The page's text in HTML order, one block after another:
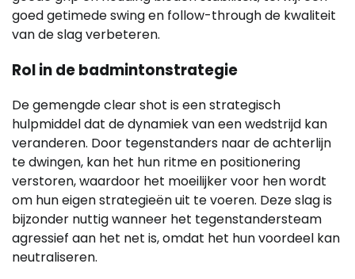
goed getimede swing en follow-through de kwaliteit
van de slag verbeteren.
Rol in de badmintonstrategie
De gemengde clear shot is een strategisch
hulpmiddel dat de dynamiek van een wedstrijd kan
veranderen. Door tegenstanders naar de achterlijn
te dwingen, kan het hun ritme en positionering
verstoren, waardoor het moeilijker voor hen wordt
om hun eigen strategieën uit te voeren. Deze slag is
bijzonder nuttig wanneer het tegenstandersteam
agressief aan het net is, omdat het hun voordeel kan
neutraliseren.